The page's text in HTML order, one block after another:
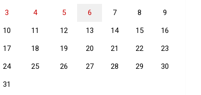
3 4 5 6 7 8 9
10 11 12 13 14 15 16
17 18 19 20 21 22 23
24 25 26 27 28 29 30
31